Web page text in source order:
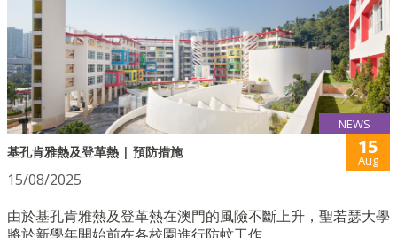
NEWS
基孔肯雅熱及登革熱 | 預防措施 15
Aug
15/08/2025
由於基孔肯雅熱及登革熱在澳門的風險不斷上升，聖若瑟大學